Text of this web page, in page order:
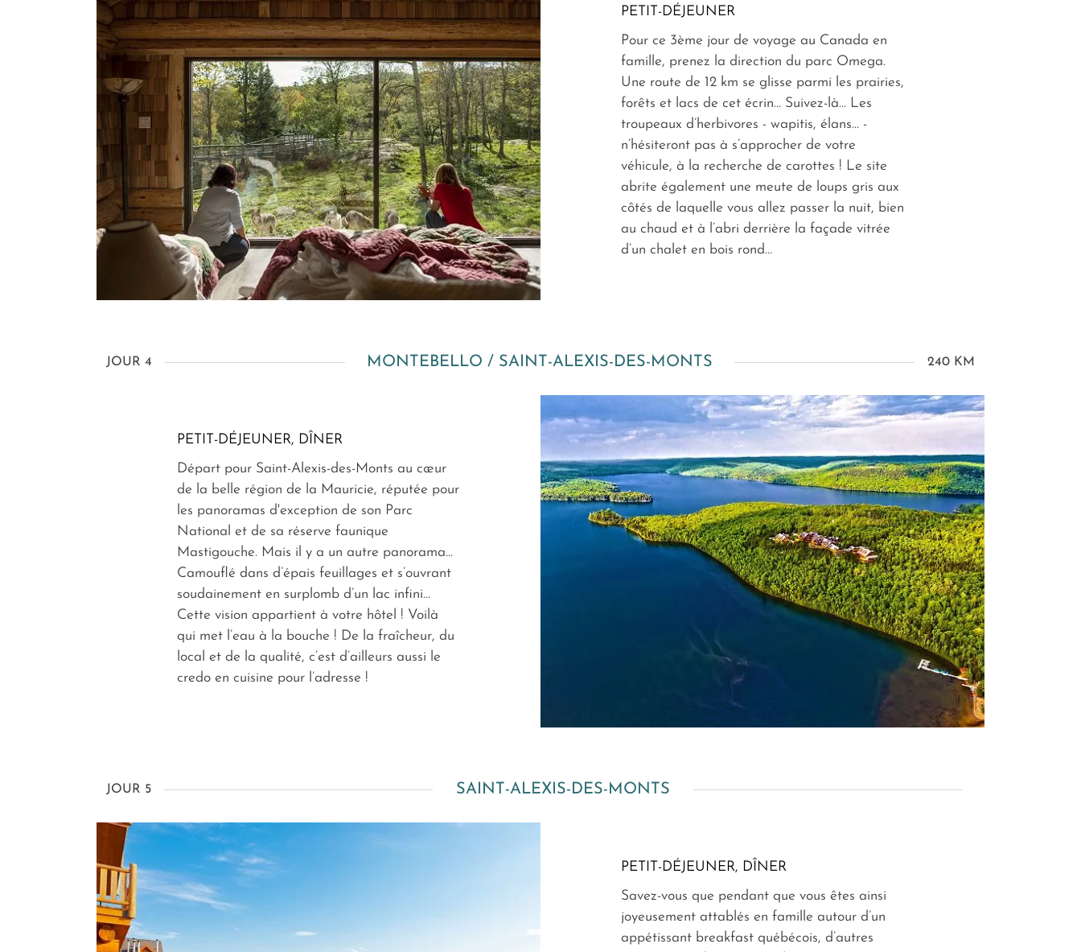
PETIT-DÉJEUNER
Pour ce 3ème jour de voyage au Canada en
famille, prenez la direction du parc Omega.
Une route de 12 km se glisse parmi les prairies,
forêts et lacs de cet écrin… Suivez-là… Les
troupeaux d’herbivores - wapitis, élans… -
n’hésiteront pas à s’approcher de votre
véhicule, à la recherche de carottes ! Le site
abrite également une meute de loups gris aux
côtés de laquelle vous allez passer la nuit, bien
au chaud et à l’abri derrière la façade vitrée
d’un chalet en bois rond…
JOUR 4 MONTEBELLO / SAINT-ALEXIS-DES-MONTS 240 KM
PETIT-DÉJEUNER, DÎNER
Départ pour Saint-Alexis-des-Monts au cœur
de la belle région de la Mauricie, réputée pour
les panoramas d'exception de son Parc
National et de sa réserve faunique
Mastigouche. Mais il y a un autre panorama…
Camouflé dans d’épais feuillages et s’ouvrant
soudainement en surplomb d’un lac infini…
Cette vision appartient à votre hôtel ! Voilà
qui met l’eau à la bouche ! De la fraîcheur, du
local et de la qualité, c’est d’ailleurs aussi le
credo en cuisine pour l’adresse !
JOUR 5 SAINT-ALEXIS-DES-MONTS
PETIT-DÉJEUNER, DÎNER
Savez-vous que pendant que vous êtes ainsi
joyeusement attablés en famille autour d’un
appétissant breakfast québécois, d’autres